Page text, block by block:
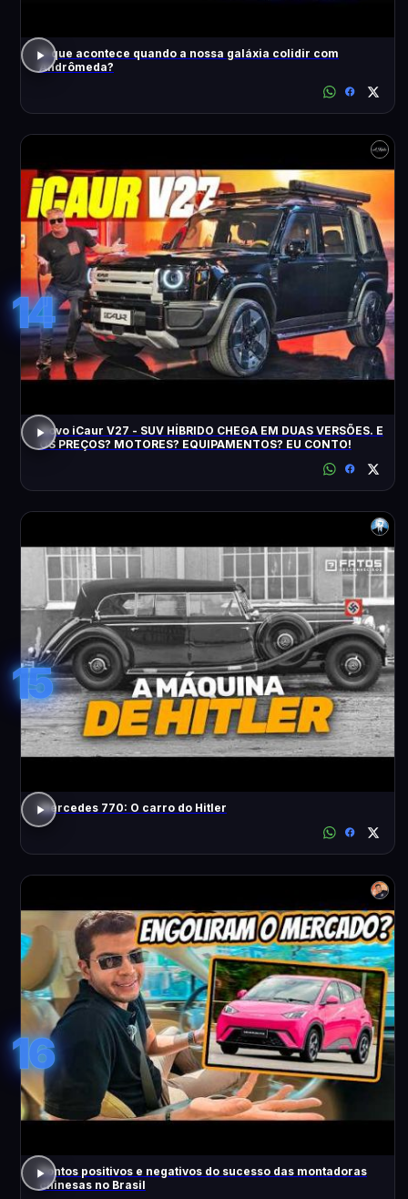
O que acontece quando a nossa galáxia colidir com
Andrômeda?
14
Novo iCaur V27 - SUV HÍBRIDO CHEGA EM DUAS VERSÕES. E
OS PREÇOS? MOTORES? EQUIPAMENTOS? EU CONTO!
15
Mercedes 770: O carro do Hitler
16
Pontos positivos e negativos do sucesso das montadoras
chinesas no Brasil